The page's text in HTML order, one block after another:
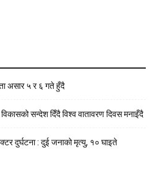
असार ५ र ६ गते हुँदै
सन्देश दिँदै विश्व वातावरण दिवस मनाइँदै
दुर्घटना : दुई जनाको मृत्यु, १० घाइते